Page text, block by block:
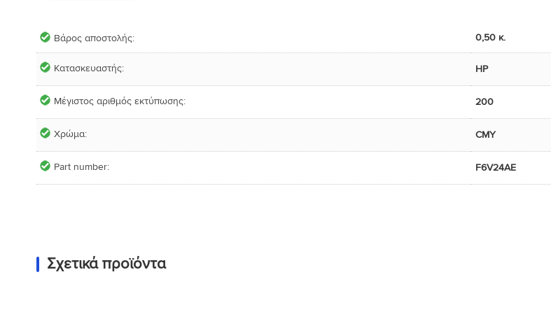
Βάρος αποστολής 0,50 κ.
Κατασκευαστής HP
Μέγιστος αριθμός εκτύπωσης 200
Xρώμα CMY
Part number F6V24AE
Σχετικά προϊόντα